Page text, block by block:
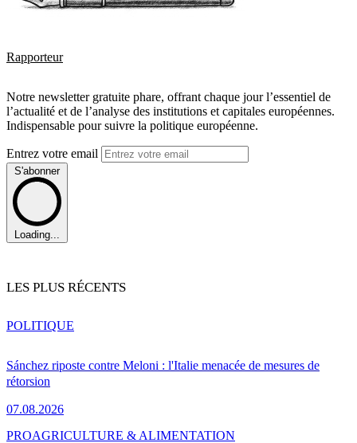
Rapporteur
Notre newsletter gratuite phare, offrant chaque jour l’essentiel de
l’actualité et de l’analyse des institutions et capitales européennes.
Indispensable pour suivre la politique européenne.
Entrez votre email
S'abonner
Loading...
LES PLUS RÉCENTS
Sánchez riposte contre Meloni : l'Italie menacée de mesures de
rétorsion
07.08.2026
POLITIQUE
PROAGRICULTURE & ALIMENTATION